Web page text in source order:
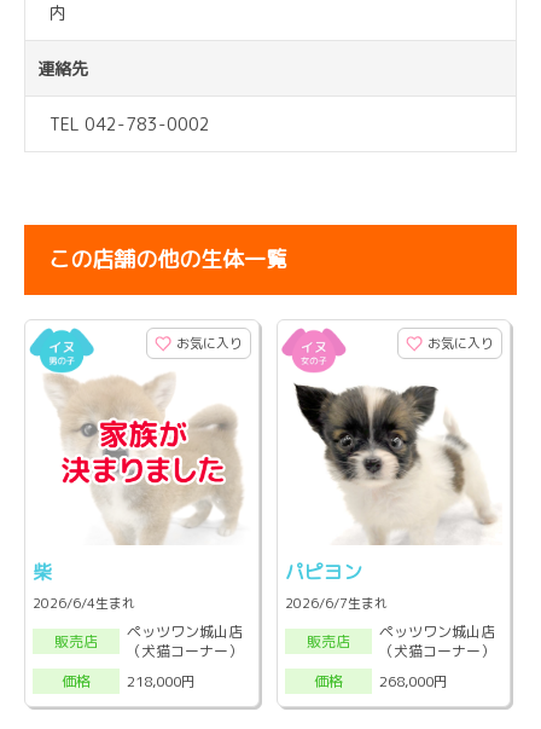
内
連絡先
TEL 042-783-0002
この店舗の他の生体一覧
お気に入り
柴
2026/6/4生まれ
販売店
ペッツワン城山店
（犬猫コーナー）
価格
218,000円
お気に入り
パピヨン
2026/6/7生まれ
販売店
ペッツワン城山店
（犬猫コーナー）
価格
268,000円